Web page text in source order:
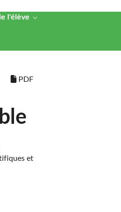
l'élève
PDF
et